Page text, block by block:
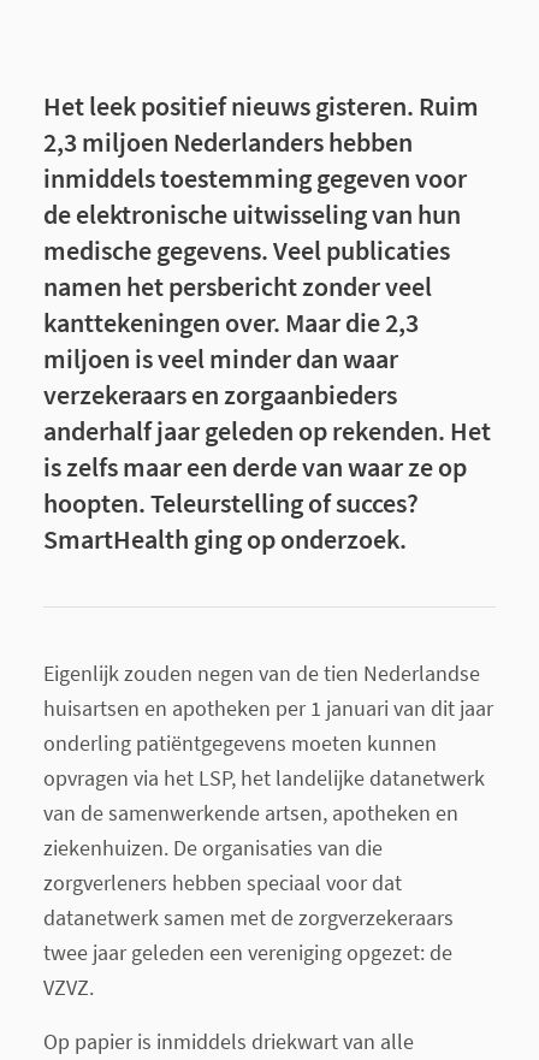
Het leek positief nieuws gisteren. Ruim
2,3 miljoen Nederlanders hebben
inmiddels toestemming gegeven voor
de elektronische uitwisseling van hun
medische gegevens. Veel publicaties
namen het persbericht zonder veel
kanttekeningen over. Maar die 2,3
miljoen is veel minder dan waar
verzekeraars en zorgaanbieders
anderhalf jaar geleden op rekenden. Het
is zelfs maar een derde van waar ze op
hoopten. Teleurstelling of succes?
SmartHealth ging op onderzoek.
Eigenlijk zouden negen van de tien Nederlandse
huisartsen en apotheken per 1 januari van dit jaar
onderling patiëntgegevens moeten kunnen
opvragen via het LSP, het landelijke datanetwerk
van de samenwerkende artsen, apotheken en
ziekenhuizen. De organisaties van die
zorgverleners hebben speciaal voor dat
datanetwerk samen met de zorgverzekeraars
twee jaar geleden een vereniging opgezet: de
VZVZ.
Op papier is inmiddels driekwart van alle